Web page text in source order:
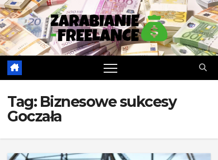
Skip
to
content
Tag: Biznesowe sukcesy
Goczała